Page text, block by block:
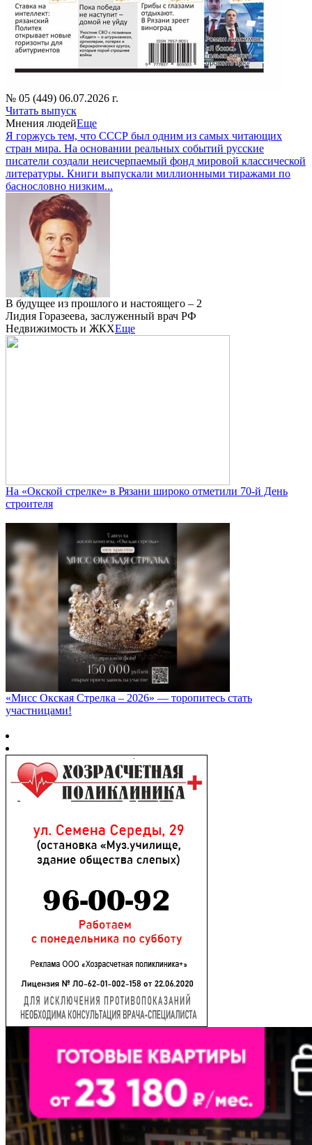
№ 05 (449) 06.07.2026 г.
Читать выпуск
Мнения людейЕще
Я горжусь тем, что СССР был одним из самых читающих
стран мира. На основании реальных событий русские
писатели создали неисчерпаемый фонд мировой классической
литературы. Книги выпускали миллионными тиражами по
баснословно низким...
В будущее из прошлого и настоящего – 2
Лидия Горазеева, заслуженный врач РФ
Недвижимость и ЖКХЕще
На «Окской стрелке» в Рязани широко отметили 70-й День
строителя
«Мисс Окская Стрелка – 2026» — торопитесь стать
участницами!